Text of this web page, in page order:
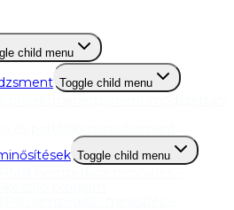
child menu
Toggle child menu
Toggle child menu